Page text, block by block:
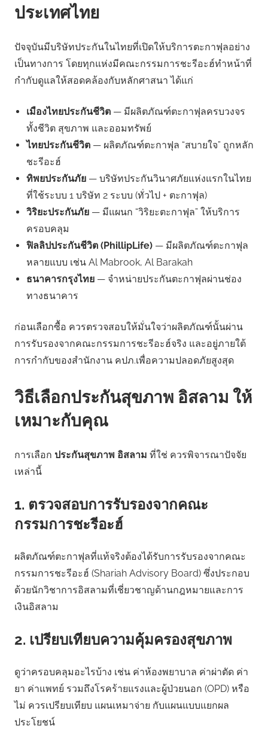
ประเทศไทย
ปัจจุบันมีบริษัทประกันในไทยที่เปิดให้บริการตะกาฟุลอย่าง
เป็นทางการ โดยทุกแห่งมีคณะกรรมการชะรีอะฮ์ทำหน้าที่
กำกับดูแลให้สอดคล้องกับหลักศาสนา ได้แก่
เมืองไทยประกันชีวิต — มีผลิตภัณฑ์ตะกาฟุลครบวงจร
ทั้งชีวิต สุขภาพ และออมทรัพย์
ไทยประกันชีวิต — ผลิตภัณฑ์ตะกาฟุล “สบายใจ” ถูกหลัก
ชะรีอะฮ์
ทิพยประกันภัย — บริษัทประกันวินาศภัยแห่งแรกในไทย
ที่ใช้ระบบ 1 บริษัท 2 ระบบ (ทั่วไป + ตะกาฟุล)
วิริยะประกันภัย — มีแผนก “วิริยะตะกาฟุล” ให้บริการ
ครอบคลุม
ฟิลลิปประกันชีวิต (PhillipLife) — มีผลิตภัณฑ์ตะกาฟุล
หลายแบบ เช่น Al Mabrook, Al Barakah
ธนาคารกรุงไทย — จำหน่ายประกันตะกาฟุลผ่านช่อง
ทางธนาคาร
ก่อนเลือกซื้อ ควรตรวจสอบให้มั่นใจว่าผลิตภัณฑ์นั้นผ่าน
การรับรองจากคณะกรรมการชะรีอะฮ์จริง และอยู่ภายใต้
การกำกับของสำนักงาน คปภ.เพื่อความปลอดภัยสูงสุด
วิธีเลือกประกันสุขภาพ อิสลาม ให้
เหมาะกับคุณ
การเลือก ประกันสุขภาพ อิสลาม ที่ใช่ ควรพิจารณาปัจจัย
เหล่านี้
1. ตรวจสอบการรับรองจากคณะ
กรรมการชะรีอะฮ์
ผลิตภัณฑ์ตะกาฟุลที่แท้จริงต้องได้รับการรับรองจากคณะ
กรรมการชะรีอะฮ์ (Shariah Advisory Board) ซึ่งประกอบ
ด้วยนักวิชาการอิสลามที่เชี่ยวชาญด้านกฎหมายและการ
เงินอิสลาม
2. เปรียบเทียบความคุ้มครองสุขภาพ
ดูว่าครอบคลุมอะไรบ้าง เช่น ค่าห้องพยาบาล ค่าผ่าตัด ค่า
ยา ค่าแพทย์ รวมถึงโรคร้ายแรงและผู้ป่วยนอก (OPD) หรือ
ไม่ ควรเปรียบเทียบ แผนเหมาจ่าย กับแผนแบบแยกผล
ประโยชน์